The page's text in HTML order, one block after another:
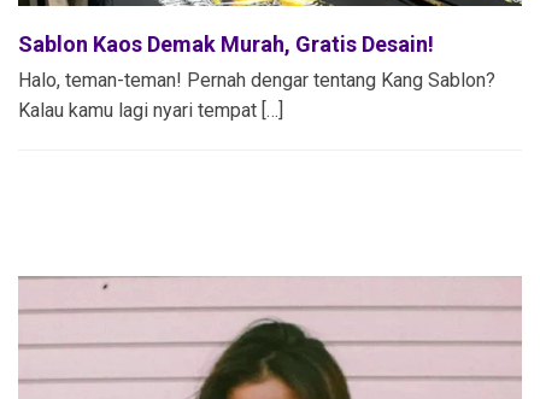
Sablon Kaos Demak Murah, Gratis Desain!
Halo, teman-teman! Pernah dengar tentang Kang Sablon?
Kalau kamu lagi nyari tempat […]